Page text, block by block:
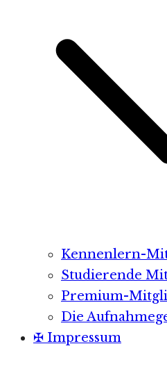
Kennenlern-
Studierende
Premium-
Die
✠ Impressum